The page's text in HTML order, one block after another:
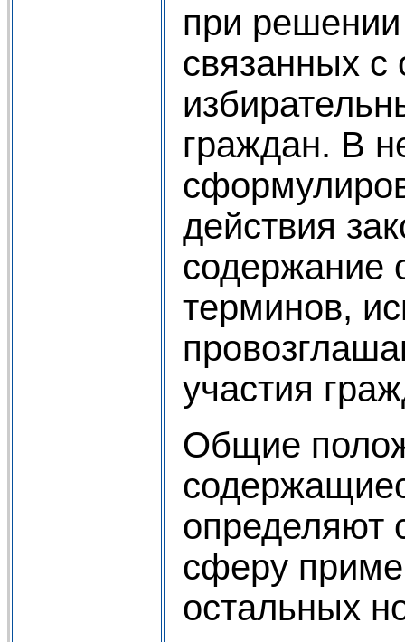
при
связанных с
граждан. В
действия
содержание
терминов,
участия
Общие
определяют
сферу
остальных